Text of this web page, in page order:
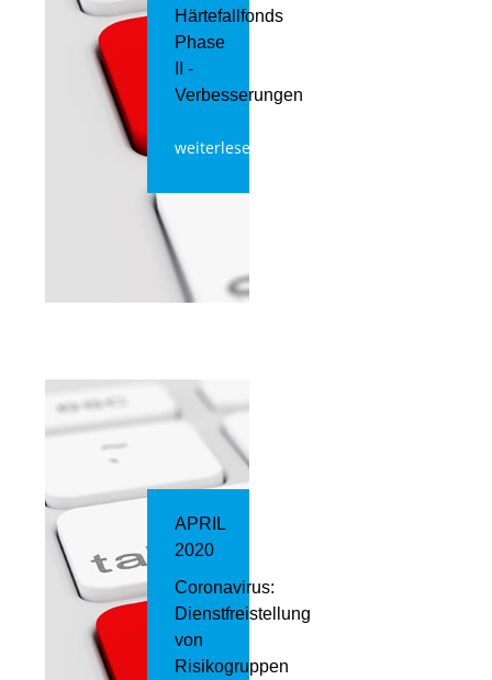
Härtefallfonds
Phase
II -
Verbesserungen
weiterlesen
APRIL
2020
Coronavirus:
Dienstfreistellung
von
Risikogruppen